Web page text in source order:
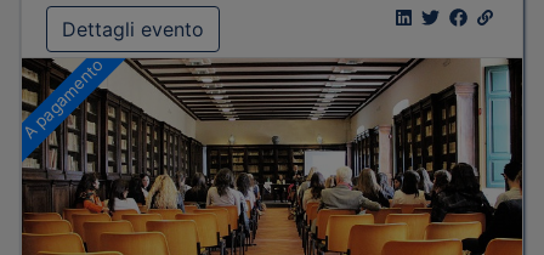
Dettagli evento
A pagamento